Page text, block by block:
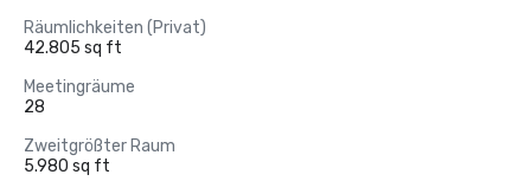
Räumlichkeiten (Privat)
42.805 sq ft
Meetingräume
28
Zweitgrößter Raum
5.980 sq ft